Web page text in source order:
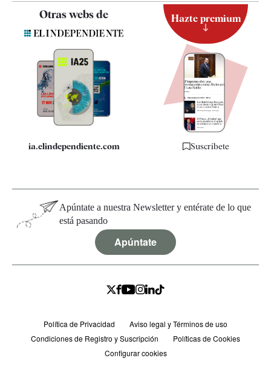
Contacto
Quiénes somos
Especificaciones
Otras webs de
ia.elindependiente.com
Hazte premium
Suscríbete
Apúntate a nuestra Newsletter y entérate de lo que
está pasando
Apúntate
Política de Privacidad
Aviso legal y Términos de uso
Condiciones de Registro y Suscripción
Políticas de Cookies
Configurar cookies